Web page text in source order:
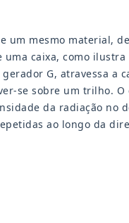
um mesmo material,
caixa, como
G, atravessa a
se sobre um trilho.
da radiação no
ao longo da